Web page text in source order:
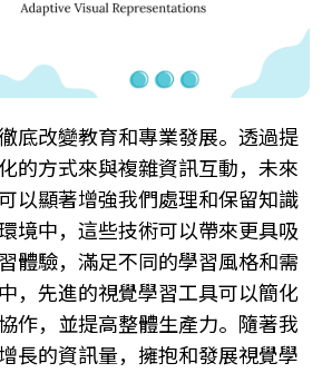
底改變教育和專業發展。透過提
的方式來與複雜資訊互動，未來
以顯著增強我們處理和保留知識
境中，這些技術可以帶來更具吸
體驗，滿足不同的學習風格和需
，先進的視覺學習工具可以簡化
作，並提高整體生產力。隨著我
長的資訊量，擁抱和發展視覺學